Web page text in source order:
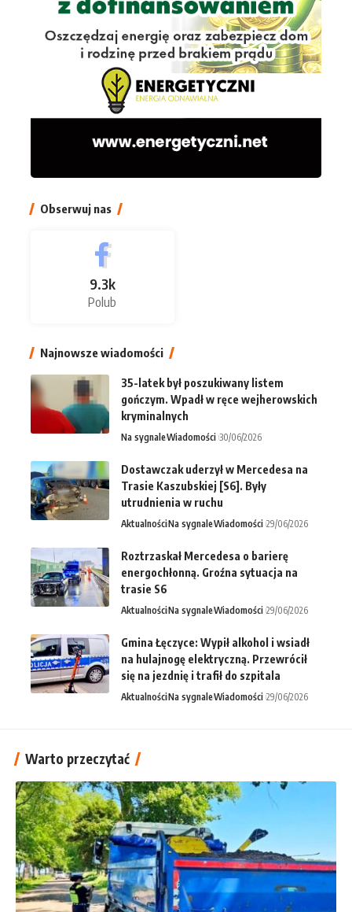
Obserwuj nas
9.3k
Polub
Najnowsze wiadomości
35-latek był poszukiwany listem
gończym. Wpadł w ręce wejherowskich
kryminalnych
Na sygnaleWiadomości 30/06/2026
Dostawczak uderzył w Mercedesa na
Trasie Kaszubskiej [S6]. Były
utrudnienia w ruchu
AktualnościNa sygnaleWiadomości 29/06/2026
Roztrzaskał Mercedesa o barierę
energochłonną. Groźna sytuacja na
trasie S6
AktualnościNa sygnaleWiadomości 29/06/2026
Gmina Łęczyce: Wypił alkohol i wsiadł
na hulajnogę elektryczną. Przewrócił
się na jezdnię i trafił do szpitala
AktualnościNa sygnaleWiadomości 29/06/2026
Warto przeczytać